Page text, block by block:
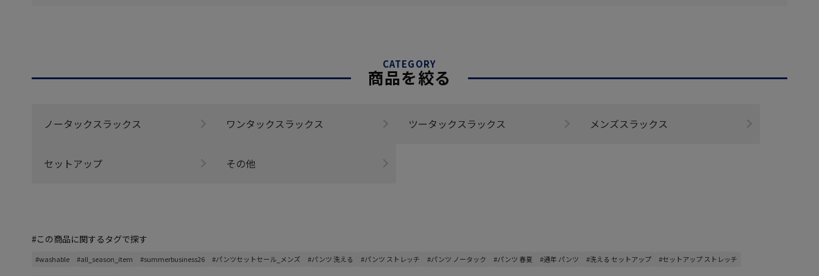
CATEGORY
商品を絞る
ノータックスラックス ワンタックスラックス ツータックスラックス メンズスラックス
セットアップ その他
#この商品に関するタグで探す
#washable #all_season_item #summerbusiness26 #パンツセットセール_メンズ #パンツ 洗える #パンツ ストレッチ #パンツ ノータック #パンツ 春夏 #通年 パンツ #洗える セットアップ #セットアップ ストレッチ